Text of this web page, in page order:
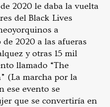
2020 le daba la vuelta
del Black Lives
a
2020 a las afueras
y otras 15 mil
llamado “The
(La marcha por la
ese evento se
que se convertiría en